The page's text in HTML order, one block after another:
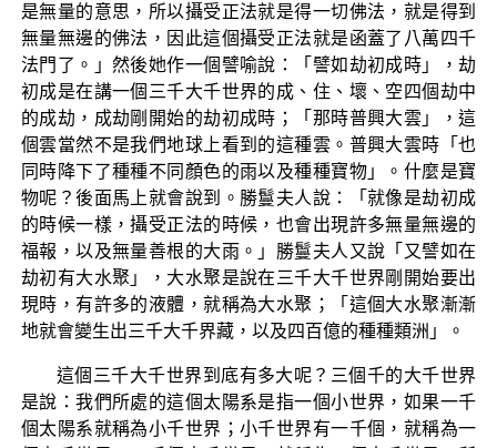
是無量的意思，所以攝受正法就是得一切佛法，就是得到
無量無邊的佛法，因此這個攝受正法就是函蓋了八萬四千
法門了。」然後她作一個譬喻說：「譬如劫初成時」，劫
初成是在講一個三千大千世界的成、住、壞、空四個劫中
的成劫，成劫剛開始的劫初成時；「那時普興大雲」，這
個雲當然不是我們地球上看到的這種雲。普興大雲時「也
同時降下了種種不同顏色的雨以及種種寶物」。什麼是寶
物呢？後面馬上就會說到。勝鬘夫人說：「就像是劫初成
的時候一樣，攝受正法的時候，也會出現許多無量無邊的
福報，以及無量善根的大雨。」勝鬘夫人又說「又譬如在
劫初有大水聚」，大水聚是說在三千大千世界剛開始要出
現時，有許多的液體，就稱為大水聚；「這個大水聚漸漸
地就會變生出三千大千界藏，以及四百億的種種類洲」。
這個三千大千世界到底有多大呢？三個千的大千世界
是說：我們所處的這個太陽系是指一個小世界，如果一千
個太陽系就稱為小千世界；小千世界有一千個，就稱為一